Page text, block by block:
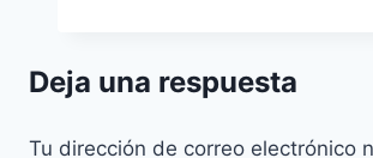
Deja una respuesta
Tu dirección de correo electrónico